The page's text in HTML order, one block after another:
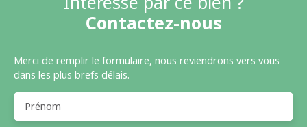
Contactez-nous
Merci de remplir le formulaire, nous reviendrons vers vous
dans les plus brefs délais.
Prénom